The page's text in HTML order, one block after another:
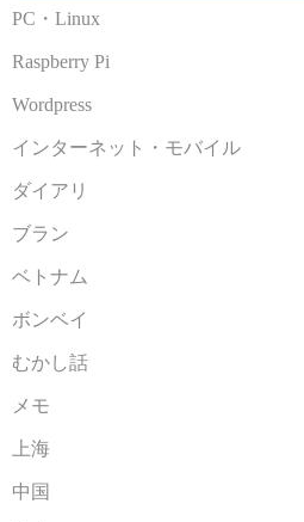
PC・Linux
Raspberry Pi
Wordpress
インターネット・モバイル
ダイアリ
ブラン
ベトナム
ボンベイ
むかし話
メモ
上海
中国